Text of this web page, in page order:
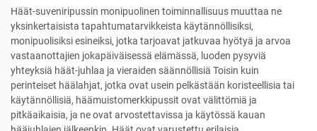
Häät-suveniripussin monipuolinen toiminnallisuus muuttaa ne
yksinkertaisista tapahtumatarvikkeista käytännöllisiksi,
monipuolisiksi esineiksi, jotka tarjoavat jatkuvaa hyötyä ja arvoa
vastaanottajien jokapäiväisessä elämässä, luoden pysyviä
yhteyksiä häät-juhlaa ja vieraiden säännöllisiä Toisin kuin
perinteiset häälahjat, jotka ovat usein pelkästään koristeellisia tai
käytännöllisiä, häämuistomerkkipussit ovat välittömiä ja
pitkäaikaisia, ja ne ovat arvostettavissa ja käytössä kauan